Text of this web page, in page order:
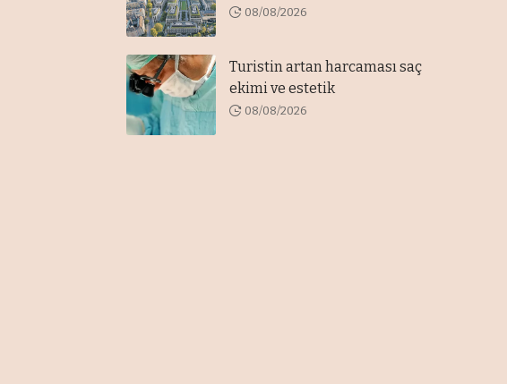
08/08/2026
Turistin artan harcaması saç
ekimi ve estetik
08/08/2026